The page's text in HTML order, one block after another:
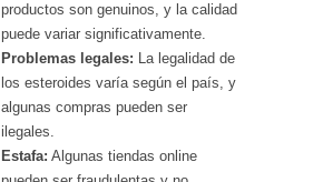
productos son genuinos, y la calidad
puede variar significativamente.
Problemas legales: La legalidad de
los esteroides varía según el país, y
algunas compras pueden ser
ilegales.
Estafa: Algunas tiendas online